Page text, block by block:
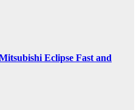
Eclipse Fast and